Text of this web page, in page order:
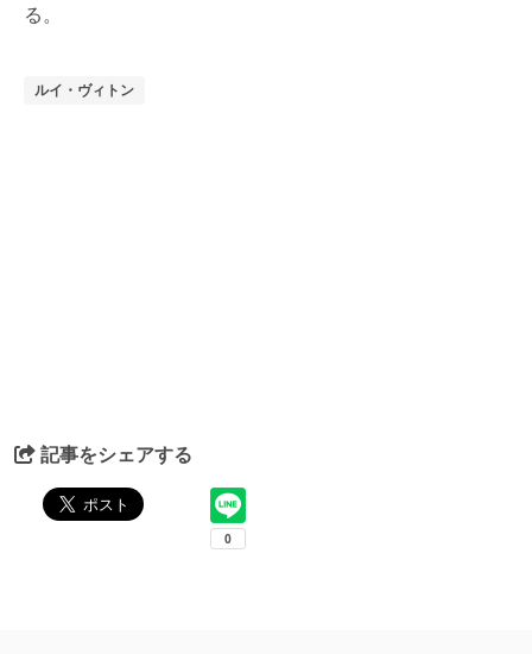
る。
ルイ・ヴィトン
記事をシェアする